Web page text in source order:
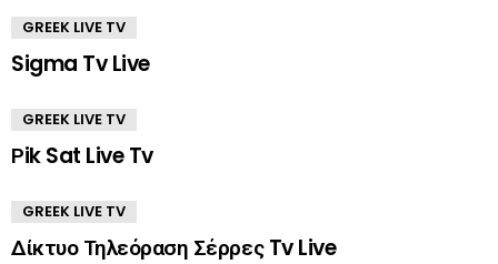
GREEK LIVE TV
Sigma Tv Live
GREEK LIVE TV
Ρik Sat Live Tv
GREEK LIVE TV
Δίκτυο Τηλεόραση Σέρρες Tv Live